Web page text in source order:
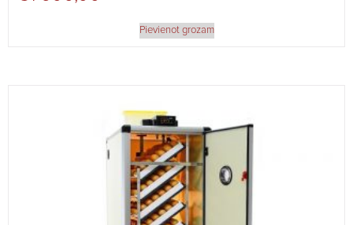
Pievienot grozam